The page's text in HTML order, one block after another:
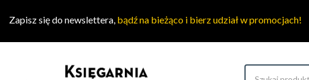
Zapisz się do newslettera, bądź na bieżąco i bierz udział w promocjach!